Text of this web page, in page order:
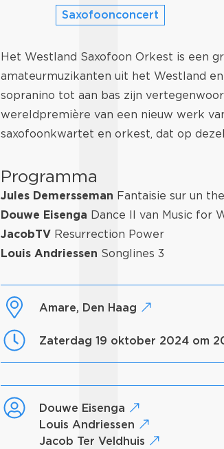
Saxofoonconcert
Het Westland Saxofoon Orkest is een
amateurmuzikanten uit het Westland
sopranino tot aan bas zijn
wereldpremière van een nieuw werk
saxofoonkwartet en orkest, dat op
Programma
Jules Demersseman Fantaisie sur un
Douwe Eisenga Dance II van Music for
JacobTVResurrection Power
Louis Andriessen Songlines 3
Amare, Den Haag
zaterdag 19 oktober 2024 om
Douwe Eisenga
Louis Andriessen
Jacob Ter Veldhuis